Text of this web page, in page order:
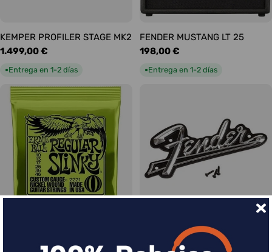
KEMPER PROFILER STAGE MK2
Precio
habitual
1.499,00 €
●Entrega en 1-2 días
FENDER MUSTANG LT 25
Precio
habitual
198,00 €
●Entrega en 1-2 días
Slinky Regular 10-46
FENDER LOGO BLACKFACE
Precio
17,00 €